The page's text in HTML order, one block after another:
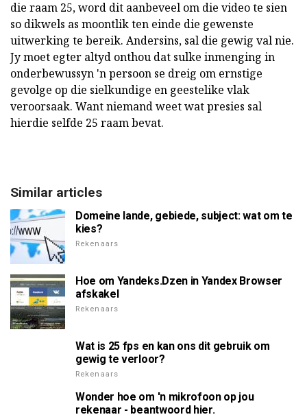
die raam 25, word dit aanbeveel om die video te sien
so dikwels as moontlik ten einde die gewenste
uitwerking te bereik. Andersins, sal die gewig val nie.
Jy moet egter altyd onthou dat sulke inmenging in
onderbewussyn 'n persoon se dreig om ernstige
gevolge op die sielkundige en geestelike vlak
veroorsaak. Want niemand weet wat presies sal
hierdie selfde 25 raam bevat.
Similar articles
Domeine lande, gebiede, subject: wat om te
kies?
Rekenaars
Hoe om Yandeks.Dzen in Yandex Browser
afskakel
Rekenaars
Wat is 25 fps en kan ons dit gebruik om
gewig te verloor?
Rekenaars
Wonder hoe om 'n mikrofoon op jou
rekenaar - beantwoord hier.